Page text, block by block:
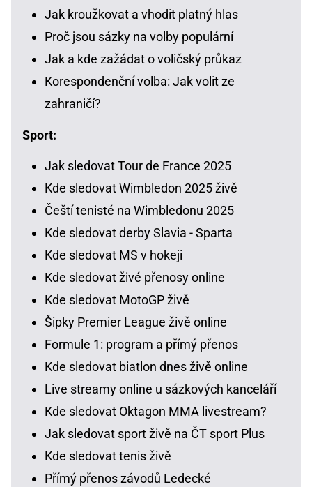
Jak kroužkovat a vhodit platný hlas
Proč jsou sázky na volby populární
Jak a kde zažádat o voličský průkaz
Korespondenční volba: Jak volit ze
zahraničí?
Sport:
Jak sledovat Tour de France 2025
Kde sledovat Wimbledon 2025 živě
Čeští tenisté na Wimbledonu 2025
Kde sledovat derby Slavia - Sparta
Kde sledovat MS v hokeji
Kde sledovat živé přenosy online
Kde sledovat MotoGP živě
Šipky Premier League živě online
Formule 1: program a přímý přenos
Kde sledovat biatlon dnes živě online
Live streamy online u sázkových kanceláří
Kde sledovat Oktagon MMA livestream?
Jak sledovat sport živě na ČT sport Plus
Kde sledovat tenis živě
Přímý přenos závodů Ledecké